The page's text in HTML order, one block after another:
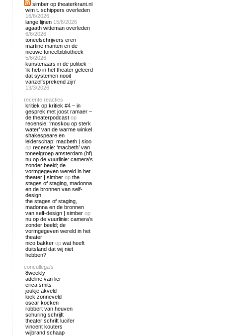
simber op theaterkrant.nl
wim t. schippers overleden
16/6/2026
lange lijnen 15/6/2026
agaath witteman overleden
6/6/2026
toneelschrijvers eren
martine manten en de
nieuwe toneelbibliotheek
5/6/2026
kunstenaars in de politiek –
‘ik heb in het theater geleerd
dat systemen nooit
vanzelfsprekend zijn’
13/3/2026
recente reacties
kritiek op kritiek #4 – in
gesprek met joost ramaer –
de theaterpodcast op
recensie: ‘moskou op sterk
water’ van de warme winkel
shakespeare en
leiderschap: macbeth | sioo
op recensie: ‘macbeth’ van
toneelgroep amsterdam (hf)
nu op de vuurlinie: camera’s
zonder beeld; de
vormgegeven wereld in het
theater | simber op the
stages of staging, madonna
en de bronnen van self-
design
the stages of staging,
madonna en de bronnen
van self-design | simber op
nu op de vuurlinie: camera’s
zonder beeld; de
vormgegeven wereld in het
theater
nico bakker op wat heeft
duitsland dat wij niet
hebben?
concullega's
8weekly
adeline van lier
erica smits
joukje akveld
loek zonneveld
oscar kocken
robbert van heuven
schuring schrijft
theater schrift lucifer
vincent kouters
wijbrand schaap